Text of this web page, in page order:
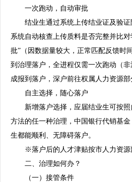
一次跑动，自动审批
结业生通过系统上传结业证及验证
系统自动核查上传质料是否完整并比
批”（因数据量较大，正常匹配反馈时
到治理落户，全进程仅需一次跑动（
成报到落户，深户前往权属人力资源部
自主选择，随心落户
新增落户选择，应届结业生可按照
方法的任一种治理，中国银行代销基
生都能顺利、无障碍落户。
※落户后的人才津贴按市人力资源
二、治理如何办？
（一）接管条件